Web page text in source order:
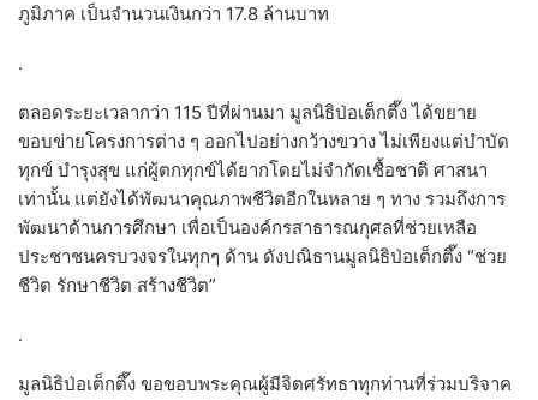
ภูมิภาค เป็นจำนวนเงินกว่า 17.8 ล้านบาท
.
ตลอดระยะเวลากว่า 115 ปีที่ผ่านมา มูลนิธิป่อเต็กตึ๊ง ได้ขยาย
ขอบข่ายโครงการต่าง ๆ ออกไปอย่างกว้างขวาง ไม่เพียงแต่บำบัด
ทุกข์ บำรุงสุข แก่ผู้ตกทุกข์ได้ยากโดยไม่จำกัดเชื้อชาติ ศาสนา
เท่านั้น แต่ยังได้พัฒนาคุณภาพชีวิตอีกในหลาย ๆ ทาง รวมถึงการ
พัฒนาด้านการศึกษา เพื่อเป็นองค์กรสาธารณกุศลที่ช่วยเหลือ
ประชาชนครบวงจรในทุกๆ ด้าน ดังปณิธานมูลนิธิป่อเต็กตึ๊ง “ช่วย
ชีวิต รักษาชีวิต สร้างชีวิต”
.
มูลนิธิป่อเต็กตึ๊ง ขอขอบพระคุณผู้มีจิตศรัทธาทุกท่านที่ร่วมบริจาค